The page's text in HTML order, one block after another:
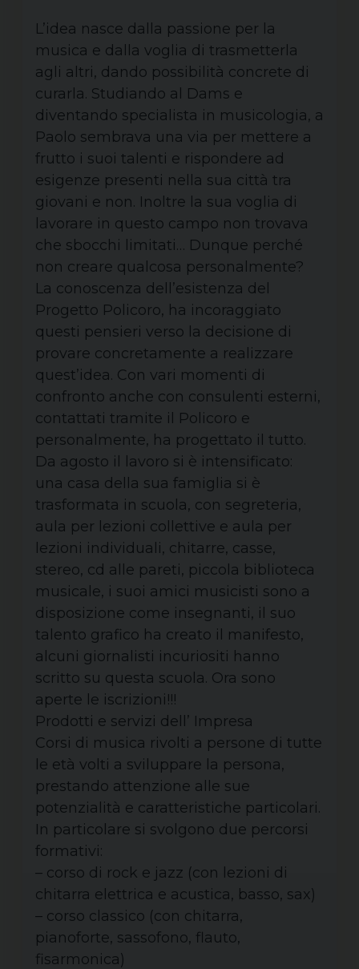
L’idea nasce dalla passione per la
musica e dalla voglia di trasmetterla
agli altri, dando possibilità concrete di
curarla. Studiando al Dams e
diventando specialista in musicologia, a
Paolo sembrava una via per mettere a
frutto i suoi talenti e rispondere ad
esigenze presenti nella sua città tra
giovani e non. Inoltre la sua voglia di
lavorare in questo campo non trovava
che sbocchi limitati… Dunque perché
non creare qualcosa personalmente?
La conoscenza dell’esistenza del
Progetto Policoro, ha incoraggiato
questi pensieri verso la decisione di
provare concretamente a realizzare
quest’idea. Con vari momenti di
confronto anche con consulenti esterni,
contattati tramite il Policoro e
personalmente, ha progettato il tutto.
Da agosto il lavoro si è intensificato:
una casa della sua famiglia si è
trasformata in scuola, con segreteria,
aula per lezioni collettive e aula per
lezioni individuali, chitarre, casse,
stereo, cd alle pareti, piccola biblioteca
musicale, i suoi amici musicisti sono a
disposizione come insegnanti, il suo
talento grafico ha creato il manifesto,
alcuni giornalisti incuriositi hanno
scritto su questa scuola. Ora sono
aperte le iscrizioni!!!
Prodotti e servizi dell’ Impresa
Corsi di musica rivolti a persone di tutte
le età volti a sviluppare la persona,
prestando attenzione alle sue
potenzialità e caratteristiche particolari.
In particolare si svolgono due percorsi
formativi:
– corso di rock e jazz (con lezioni di
chitarra elettrica e acustica, basso, sax)
– corso classico (con chitarra,
pianoforte, sassofono, flauto,
fisarmonica)